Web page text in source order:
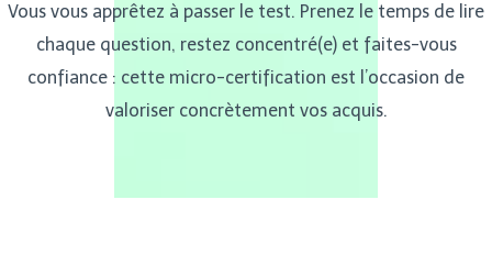
Vous vous apprêtez à passer le test. Prenez le temps de lire
chaque question, restez concentré(e) et faites-vous
confiance : cette micro-certification est l’occasion de
valoriser concrètement vos acquis.